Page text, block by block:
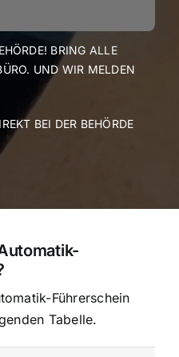
BRING ALLE
UND WIR MELDEN
BEI DER BEHÖRDE
Führerschein
Tabelle.